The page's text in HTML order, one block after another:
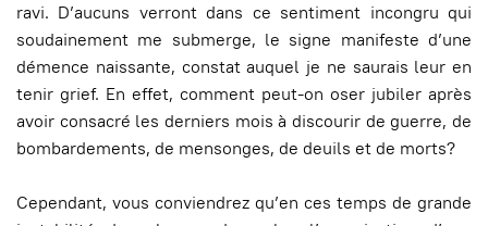
ravi. D’aucuns verront dans ce sentiment incongru qui
soudainement me submerge, le signe manifeste d’une
démence naissante, constat auquel je ne saurais leur en
tenir grief. En effet, comment peut-on oser jubiler après
avoir consacré les derniers mois à discourir de guerre, de
bombardements, de mensonges, de deuils et de morts?
Cependant, vous conviendrez qu’en ces temps de grande